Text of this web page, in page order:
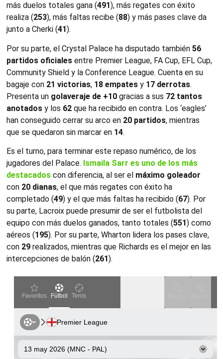
más duelos totales gana (491), más regates con éxito
realiza (253), más faltas recibe (88) y más pases clave da
junto a Cherki (41).
Por su parte, el Crystal Palace ha disputado también 56
partidos oficiales entre Premier League, FA Cup, EFL Cup,
Community Shield y la Conference League. Cuenta en su
bagaje con 21 victorias, 18 empates y 17 derrotas.
Presenta un golaveraje de +10 gracias a sus 72 tantos
anotados y los 62 que ha recibido en contra. Los ‘eagles’
han conseguido cerrar su arco en 20 partidos, mientras
que se quedaron sin marcar en 14.
Es el turno, para terminar este repaso numérico, de los
jugadores del Palace. Ismaila Sarr es uno de los más
destacados con diferencia, al ser el máximo goleador
con 20 dianas, el que más regates con éxito ha
completado (49) y el que más faltas ha recibido (67). Por
su parte, Lacroix puede presumir de ser el futbolista del
equipo con más duelos ganados, tanto totales (551) como
aéreos (195). Por su parte, Wharton lidera los pases clave,
con 29 realizados, mientras que Richards es el mejor en las
intercepciones de balón (261).